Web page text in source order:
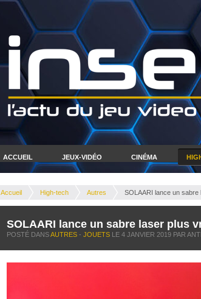
ACCUEIL JEUX-VIDÉO CINÉMA
Accueil High-tech Autres SOLAARI lance un
SOLAARI lance un sabre laser plus
POSTÉ DANSAUTRES - JOUETS LE 4 JANVIER 2019 PAR